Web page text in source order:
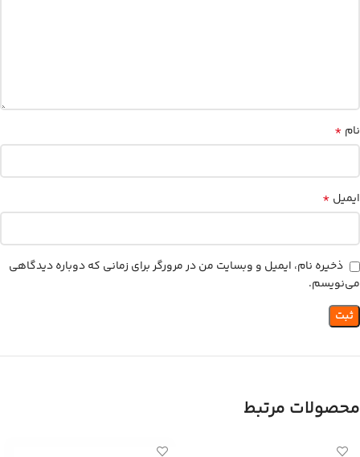
نام *
ایمیل *
ذخیره نام، ایمیل و وبسایت من در مرورگر برای زمانی که دوباره دیدگاهی
می‌نویسم.
محصولات مرتبط